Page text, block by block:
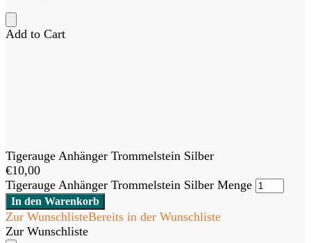
Add to Cart
Tigerauge Anhänger Trommelstein Silber
€10,00
Tigerauge Anhänger Trommelstein Silber Menge
In den Warenkorb
Zur WunschlisteBereits in der Wunschliste
Zur Wunschliste